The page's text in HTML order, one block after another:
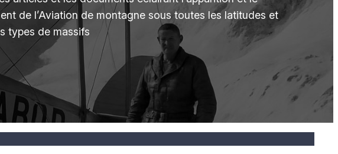
de l’Aviation de montagne sous toutes les latitudes et
types de massifs